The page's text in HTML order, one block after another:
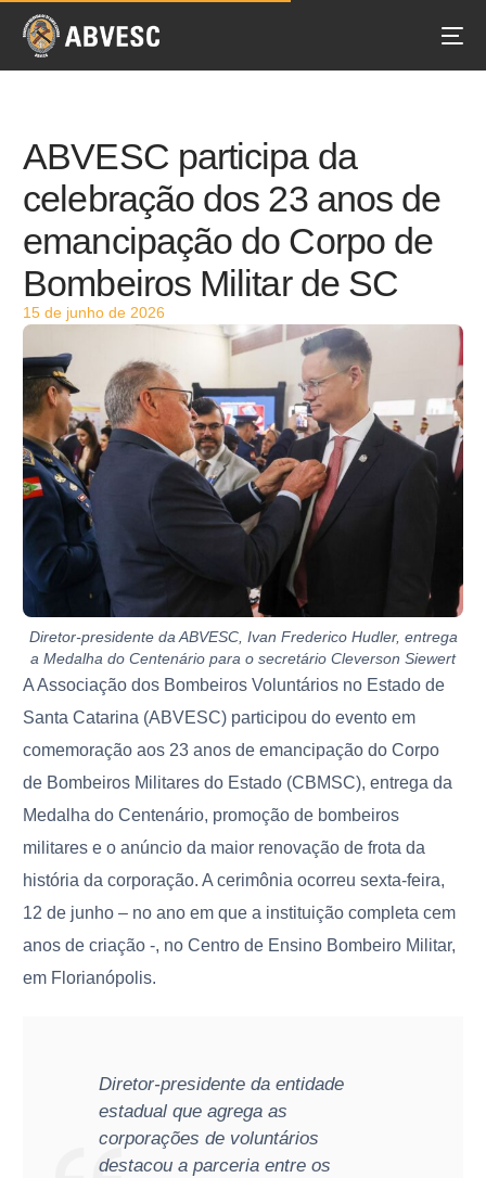
ABVESC participa da
celebração dos 23 anos de
emancipação do Corpo de
Bombeiros Militar de SC
15 de junho de 2026
Diretor-presidente da ABVESC, Ivan Frederico Hudler, entrega
a Medalha do Centenário para o secretário Cleverson Siewert
A Associação dos Bombeiros Voluntários no Estado de
Santa Catarina (ABVESC) participou do evento em
comemoração aos 23 anos de emancipação do Corpo
de Bombeiros Militares do Estado (CBMSC), entrega da
Medalha do Centenário, promoção de bombeiros
militares e o anúncio da maior renovação de frota da
história da corporação. A cerimônia ocorreu sexta-feira,
12 de junho – no ano em que a instituição completa cem
anos de criação -, no Centro de Ensino Bombeiro Militar,
em Florianópolis.
Diretor-presidente da entidade
estadual que agrega as
corporações de voluntários
destacou a parceria entre os